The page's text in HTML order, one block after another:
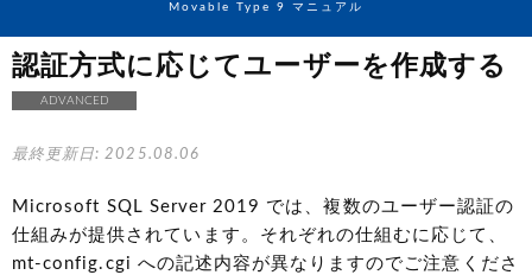
Movable Type 9 マニュアル
認証方式に応じてユーザーを作成する
ADVANCED
最終更新日: 2025.08.06
Microsoft SQL Server 2019 では、複数のユーザー認証の
仕組みが提供されています。それぞれの仕組むに応じて、
mt-config.cgi への記述内容が異なりますのでご注意くださ